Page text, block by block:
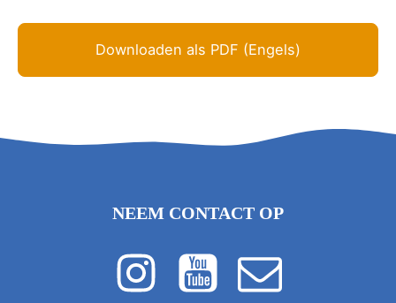
Downloaden als PDF (Engels)
NEEM CONTACT OP